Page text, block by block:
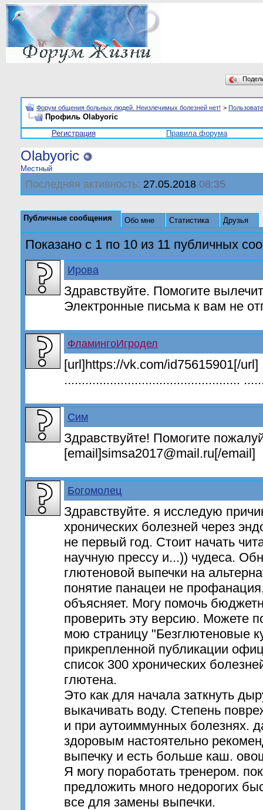
Форум общения больных людей. Неизлечимых болезней нет! >
Профиль Olabyoric
Регистрация
Правила форума
Olabyoric
Местный
Последняя активность: 27.05.2018 08:35
Публичные сообщения Обо мне Статистика Друзья
Показано с 1 по 10 из 11 публичных
Ирова
Здравствуйте. Помогите
Электронные письма к вам не
ФламингоИгродел
[url]https://vk.com/id75615901[/url]
..................................................
Сим
Здравствуйте! Помогите
[email]simsa2017@mail.ru[/email]
Богомолец
Здравствуйте. я исследую
хронических болезней через
не первый год. Стоит начать
научную прессу и...)) чудеса.
глютеновой выпечки на
понятие панацеи не
объясняет. Могу помочь
проверить эту версию. Можете
мою страницу "Безглютеновые
прикрепленной публикации
список 300 хронических
глютена.
Это как для начала заткнуть
выкачивать воду. Степень
и при аутоиммунных болезнях.
здоровым настоятельно
выпечку и есть больше каш.
Я могу поработать тренером.
предложить много недорогих
все для замены выпечки.